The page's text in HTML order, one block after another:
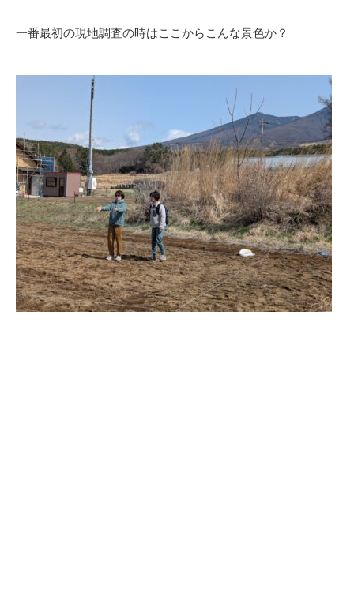
一番最初の現地調査の時はここからこんな景色か？